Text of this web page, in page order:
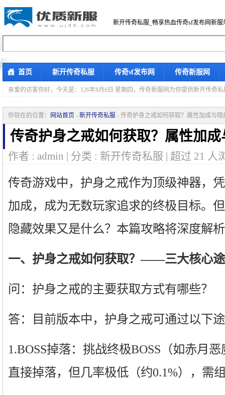
新开传奇私服_畅享热血传奇sf发布网新服
首页 新开传奇私服 传奇sf发布网 传奇新服网
亲爱的访客你好， 今天是：126年8月6日 星期四，传奇新服网为你提供新开传奇
你现在的位置： 网站首页 - 新开传奇私服 - 传奇护身之戒如何获取？属性加成与隐
传奇护身之戒如何获取？属性加
作者 : admin | 分类 : 新开传奇私服 | 超过 21 人
传奇游戏中，护身之戒作为顶级神器，
加成，成为无数玩家追求的终极目标。
隐藏效果又是什么？本篇攻略将深度解
一、护身之戒如何获取？——三大核心
问：护身之戒的主要获取方式有哪些？
答：目前版本中，护身之戒可通过以下
1.BOSS掉落：挑战终极BOSS（如赤月
直接掉落，但几率极低（约0.1%），需